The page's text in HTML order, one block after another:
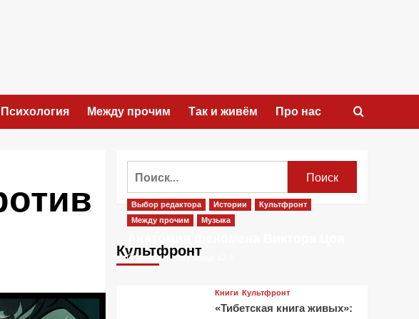
Психология Между прочим Так и живём Про нас
Культфронт
Выбор редактора Истории
Культфронт
Между прочим
Музыка
3 недели тому назад
Книги Культфронт
«Тибетская книга живых»: